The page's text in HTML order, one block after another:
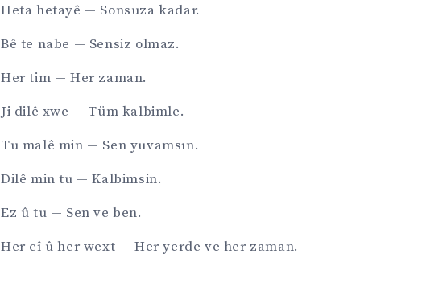
Heta hetayê — Sonsuza kadar.
Bê te nabe — Sensiz olmaz.
Her tim — Her zaman.
Ji dilê xwe — Tüm kalbimle.
Tu malê min — Sen yuvamsın.
Dilê min tu — Kalbimsin.
Ez û tu — Sen ve ben.
Her cî û her wext — Her yerde ve her zaman.